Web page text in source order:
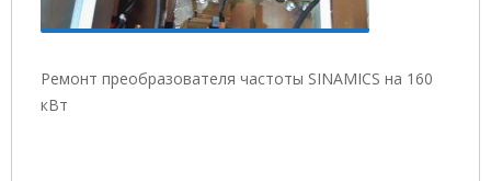
Ремонт преобразователя частоты SINAMICS на 160
кВт